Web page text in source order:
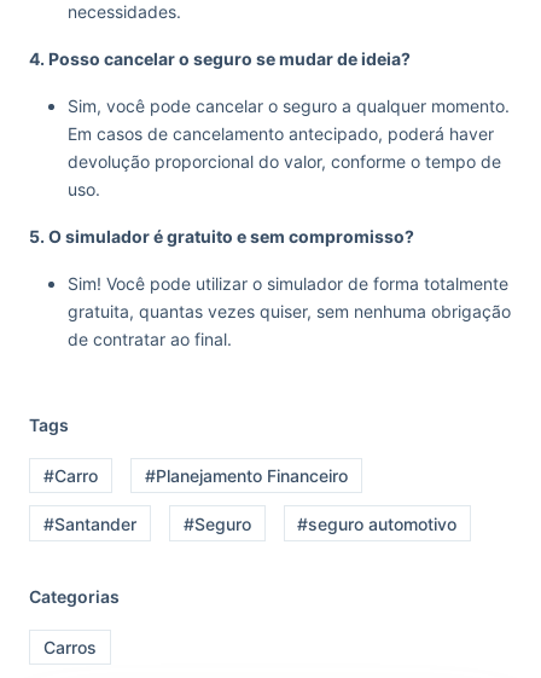
necessidades.
4. Posso cancelar o seguro se mudar de ideia?
Sim, você pode cancelar o seguro a qualquer momento.
Em casos de cancelamento antecipado, poderá haver
devolução proporcional do valor, conforme o tempo de
uso.
5. O simulador é gratuito e sem compromisso?
Sim! Você pode utilizar o simulador de forma totalmente
gratuita, quantas vezes quiser, sem nenhuma obrigação
de contratar ao final.
Tags
#Carro #Planejamento Financeiro
#Santander #Seguro #seguro automotivo
Categorias
Carros